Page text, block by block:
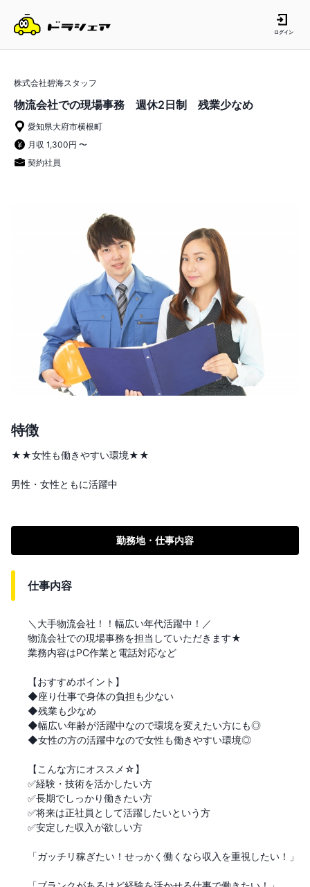
ログイン
株式会社碧海スタッフ
物流会社での現場事務 週休2日制 残業少なめ
愛知県大府市横根町
月収 1,300円 〜
契約社員
特徴
★★女性も働きやすい環境★★
勤務地・仕事内容
仕事内容
＼大手物流会社！！幅広い年代活躍中！／
物流会社での現場事務を担当していただきます★
業務内容はPC作業と電話対応など
【おすすめポイント】
◆座り仕事で身体の負担も少ない
◆残業も少なめ
◆幅広い年齢が活躍中なので環境を変えたい方にも◎
◆女性の方の活躍中なので女性も働きやすい環境◎
【こんな方にオススメ☆】
✅経験・技術を活かしたい方
✅長期でしっかり働きたい方
✅将来は正社員として活躍したいという方
✅安定した収入が欲しい方
「ガッチリ稼ぎたい！せっかく働くなら収入を重視したい！」